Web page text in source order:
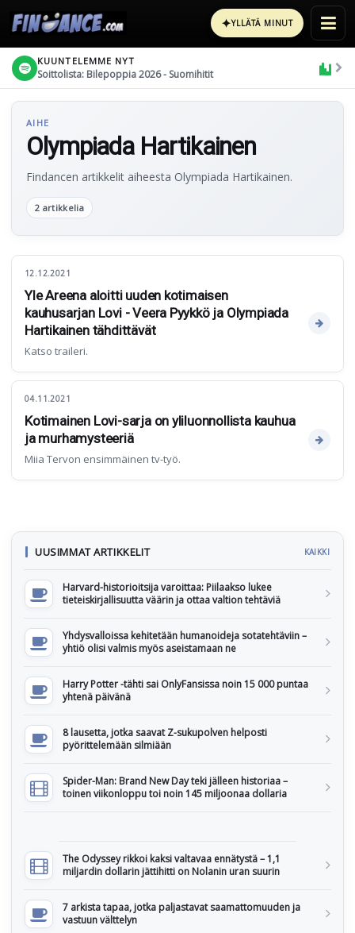
✦YLLÄTÄ MINUT
KUUNTELEMME NYT
Soittolista: Bilepoppia 2026 - Suomihitit
AIHE
Olympiada Hartikainen
Findancen artikkelit aiheesta Olympiada Hartikainen.
2 artikkelia
12.12.2021
Yle Areena aloitti uuden kotimaisen
kauhusarjan Lovi - Veera Pyykkö ja Olympiada
Hartikainen tähdittävät
Katso traileri.
04.11.2021
Kotimainen Lovi-sarja on yliluonnollista kauhua
ja murhamysteeriä
Miia Tervon ensimmäinen tv-työ.
UUSIMMAT ARTIKKELIT KAIKKI
Harvard-historioitsija varoittaa: Piilaakso lukee
tieteiskirjallisuutta väärin ja ottaa valtion tehtäviä
Yhdysvalloissa kehitetään humanoideja sotatehtäviin –
yhtiö olisi valmis myös aseistamaan ne
Harry Potter -tähti sai OnlyFansissa noin 15 000 puntaa
yhtenä päivänä
8 lausetta, jotka saavat Z-sukupolven helposti
pyörittelemään silmiään
Spider-Man: Brand New Day teki jälleen historiaa –
toinen viikonloppu toi noin 145 miljoonaa dollaria
The Odyssey rikkoi kaksi valtavaa ennätystä – 1,1
miljardin dollarin jättihitti on Nolanin uran suurin
7 arkista tapaa, jotka paljastavat saamattomuuden ja
vastuun välttelyn